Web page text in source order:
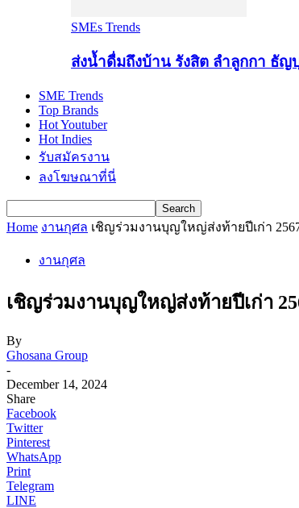
SMEs Trends
ส่งน้ำดื่มถึงบ้าน รังสิต ลำลูกกา ธัญ
SME Trends
Top Brands
Hot Youtuber
Hot Indies
รับสมัครงาน
ลงโฆษณาที่นี่
Home งานกุศล เชิญร่วมงานบุญใหญ่ส่งท้ายปีเก่า
งานกุศล
เชิญร่วมงานบุญใหญ่ส่งท้ายปีเก่า
By
Ghosana Group
-
December 14, 2024
Share
Facebook
Twitter
Pinterest
WhatsApp
Print
Telegram
LINE